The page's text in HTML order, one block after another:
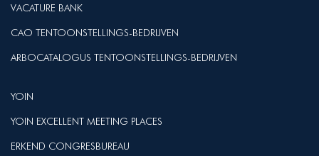
VACATURE BANK
CAO TENTOONSTELLINGS-BEDRIJVEN
ARBOCATALOGUS TENTOONSTELLINGS-BEDRIJVEN
YOIN
YOIN EXCELLENT MEETING PLACES
ERKEND CONGRESBUREAU